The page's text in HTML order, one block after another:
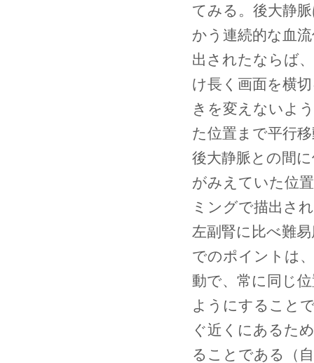
てみる。後大静
かう連続的な血
出されたならば
け長く画面を横
きを変えないよ
た位置まで平行
後大静脈との間
がみえていた位
ミングで描出さ
左副腎に比べ難
でのポイントは
動で、常に同じ
ようにすること
ぐ近くにあるた
ることである（